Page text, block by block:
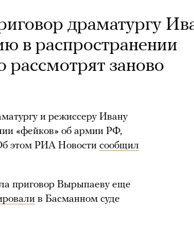
драматургу
в распространении
заново
и режиссеру Ивану
«фейков» об армии РФ,
этом РИА Новости сообщил
приговор Вырыпаеву еще
в Басманном суде